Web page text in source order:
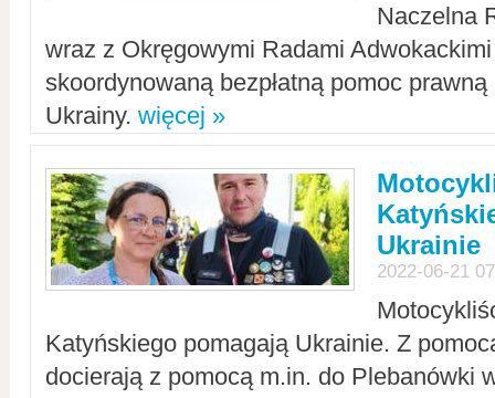
Naczelna
wraz z Okręgowymi Radami Adwokackimi
skoordynowaną bezpłatną pomoc
Ukrainy. więcej »
Ukrainie
2022-06-21
Katyńskiego pomagają Ukrainie. Z
docierają z pomocą m.in. do Plebanówki